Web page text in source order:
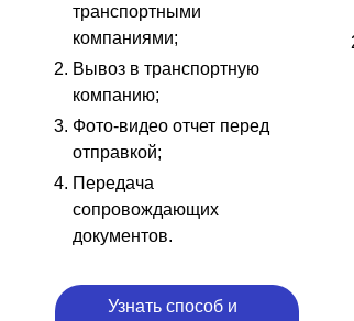
транспортными
компаниями;
Вывоз в транспортную
компанию;
Фото-видео отчет перед
отправкой;
Передача
сопровождающих
документов.
Узнать способ и